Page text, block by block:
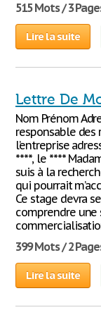
515 Mots / 3
Lire la suite
Lettre De
Nom Prénom
responsable des
l’entreprise
****, le ****
suis à la
qui pourrait
Ce stage devra
comprendre
399 Mots / 2
Lire la suite